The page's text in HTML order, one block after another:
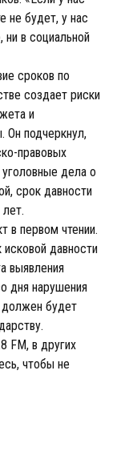
не будет, у нас
ни в социальной
сроков по
создает риски
и
Он подчеркнул,
правовых
дела о
срок давности
в первом чтении.
давности
выявления
дня нарушения
должен будет
FM, в других
чтобы не